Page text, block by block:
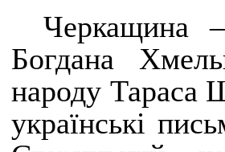
Черкащина –
Богдана
народу Тараса
українські